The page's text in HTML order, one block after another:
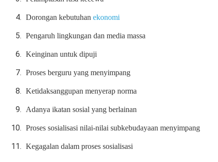
Dorongan kebutuhan ekonomi
Pengaruh lingkungan dan media massa
Keinginan untuk dipuji
Proses berguru yang menyimpang
Ketidaksanggupan menyerap norma
Adanya ikatan sosial yang berlainan
Proses sosialisasi nilai-nilai subkebudayaan menyimpang
Kegagalan dalam proses sosialisasi